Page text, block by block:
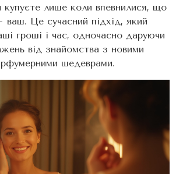
купуєте лише коли впевнилися, що
ваш. Це сучасний підхід, який
гроші і час, одночасно даруючи
від знайомства з новими
шедеврами.